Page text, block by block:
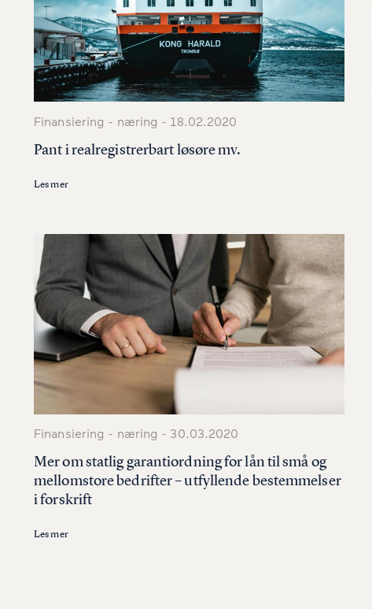
Finansiering - næring - 18.02.2020
Pant i realregistrerbart løsøre mv.
Les mer
Finansiering - næring - 30.03.2020
Mer om statlig garantiordning for lån til små og
mellomstore bedrifter – utfyllende bestemmelser
i forskrift
Les mer